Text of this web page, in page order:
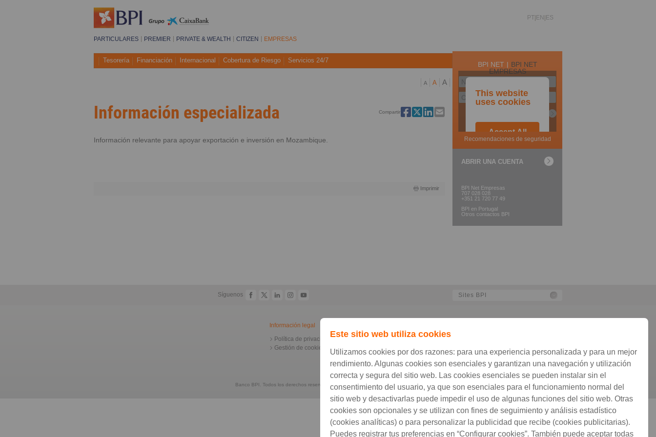
PT EN ES
PARTICULARES PREMIER PRIVATE & WEALTH CITIZEN EMPRESAS
Tesorería Financiación Internacional Cobertura de Riesgo Servicios 24/7
ABRIR UNA CUENTA
BPI Net Empresas
707 028 028
+351 21 720 77 49
BPI en Portugal
Otros contactos BPI
A A A
Información especializada Compartir
Información relevante para apoyar exportación e inversión en Mozambique.
Imprimir
Síguenos
Información legal
Política de privacidad
Gestión de cookies
Banco BPI. Todos los derechos reservados. Sitio WebAccesible
Este sitio web utiliza cookies
Utilizamos cookies por dos razones: para una experiencia personalizada y para un mejor
rendimiento. Algunas cookies son esenciales y garantizan una navegación y utilización
correcta y segura del sitio web. Las cookies esenciales se pueden instalar sin el
consentimiento del usuario, ya que son esenciales para el funcionamiento normal del
sitio web y desactivarlas puede impedir el uso de algunas funciones del sitio web. Otras
cookies son opcionales y se utilizan con fines de seguimiento y análisis estadístico
(cookies analíticas) o para personalizar la publicidad que recibe (cookies publicitarias).
Puedes registrar tus preferencias en “Configurar cookies”. También puede aceptar todas